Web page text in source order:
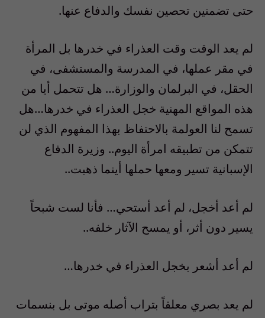
حتى تضمنين تحصين نفسك والدفاع عنها.
لم يعد الوقت وقت العذراء في خدرها بل المرأة
في مقر عملها، في المدرسة والمستشفى، في
الحقل، في البرلمان والوزارة… هل تتحمل أيا من
هذه المواقع المهنية خجل العذراء في خدرها…هل
تسمح لنا العولمة بالاحتفاظ بهذا المفهوم الذي لن
تتمكن من تطبيقه امرأة اليوم.. وزيرة الدفاع
الإسبانية تسير ومعها حملها أينما ذهبت..
لم أعد أخجل، لم أعد أستحي… فأنا لست شبحاً
يسير دون أثر، أو يمسح الآثار خلفه..
لم أعد أشعر بخجل العذراء في خدرها…
لم يعد بصري معلقاً بتراب أصله موتى بل بنسمات